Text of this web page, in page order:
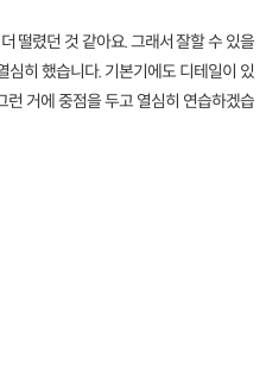
떨렸던 것 같아요. 그래서 잘할 수 있을
심히 했습니다. 기본기에도 디테일이 있
런 거에 중점을 두고 열심히 연습하겠습